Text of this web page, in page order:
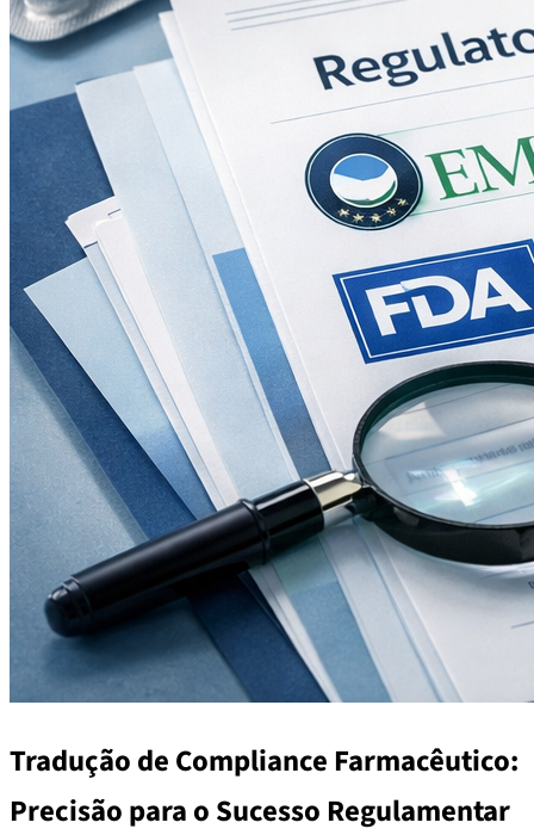
Tradução de Compliance Farmacêutico:
Precisão para o Sucesso Regulamentar